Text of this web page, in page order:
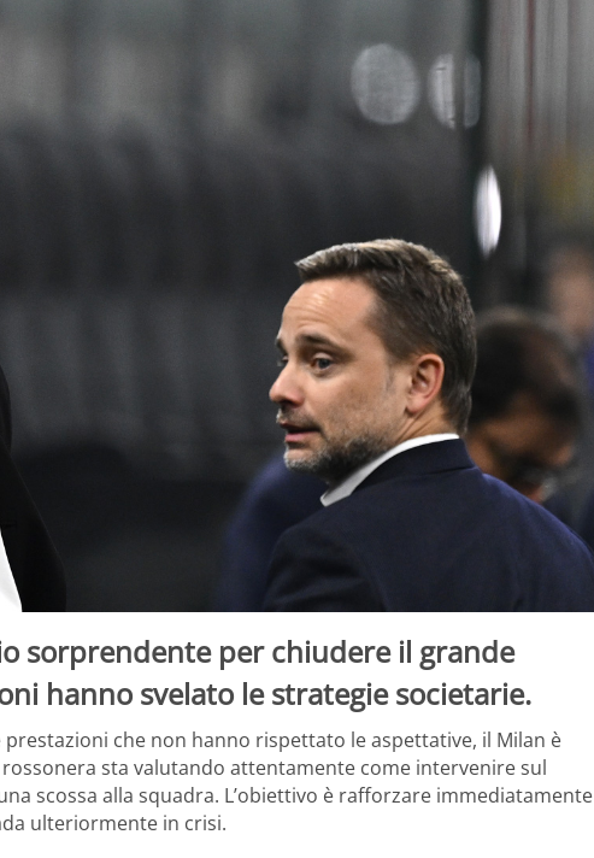
sorprendente per chiudere il grande
hanno svelato le strategie societarie.
che non hanno rispettato le aspettative, il Milan è
sta valutando attentamente come intervenire sul
scossa alla squadra. L’obiettivo è rafforzare immediatamente
ulteriormente in crisi.